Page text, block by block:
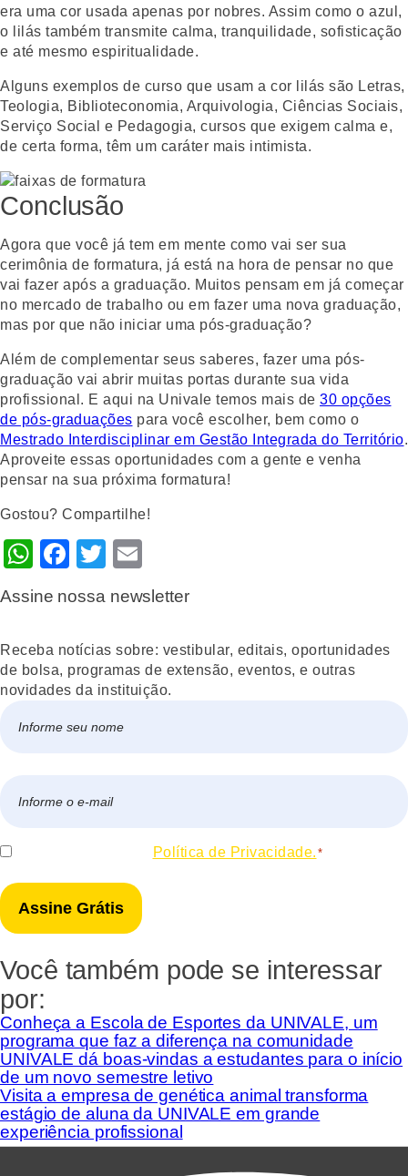
era uma cor usada apenas por nobres. Assim como o azul,
o lilás também transmite calma, tranquilidade, sofisticação
e até mesmo espiritualidade.
Alguns exemplos de curso que usam a cor lilás são Letras,
Teologia, Biblioteconomia, Arquivologia, Ciências Sociais,
Serviço Social e Pedagogia, cursos que exigem calma e,
de certa forma, têm um caráter mais intimista.
Conclusão
Agora que você já tem em mente como vai ser sua
cerimônia de formatura, já está na hora de pensar no que
vai fazer após a graduação. Muitos pensam em já começar
no mercado de trabalho ou em fazer uma nova graduação,
mas por que não iniciar uma pós-graduação?
Além de complementar seus saberes, fazer uma pós-
graduação vai abrir muitas portas durante sua vida
profissional. E aqui na Univale temos mais de 30 opções
de pós-graduações para você escolher, bem como o
Mestrado Interdisciplinar em Gestão Integrada do Território.
Aproveite essas oportunidades com a gente e venha
pensar na sua próxima formatura!
Gostou? Compartilhe!
WhatsApp
Facebook
Twitter
Assine nossa newsletter
Receba notícias sobre: vestibular, editais, oportunidades
de bolsa, programas de extensão, eventos, e outras
novidades da instituição.
mail
Consentir Política de Privacidade. *
Você também pode se interessar
por:
Conheça a Escola de Esportes da UNIVALE, um
programa que faz a diferença na comunidade
UNIVALE dá boas-vindas a estudantes para o início
de um novo semestre letivo
Visita a empresa de genética animal transforma
estágio de aluna da UNIVALE em grande
experiência profissional